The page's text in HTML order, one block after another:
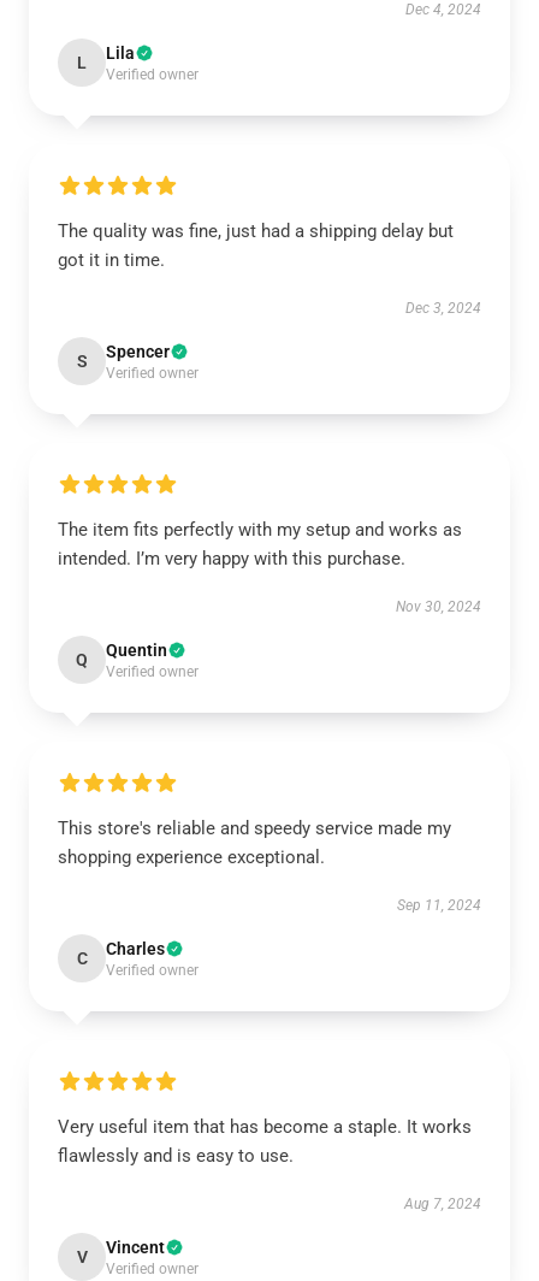
Dec 4, 2024
L Lila
Verified owner
The quality was fine, just had a shipping delay but
got it in time.
Dec 3, 2024
S Spencer
Verified owner
The item fits perfectly with my setup and works as
intended. I’m very happy with this purchase.
Nov 30, 2024
Q Quentin
Verified owner
This store's reliable and speedy service made my
shopping experience exceptional.
Sep 11, 2024
C Charles
Verified owner
Very useful item that has become a staple. It works
flawlessly and is easy to use.
Aug 7, 2024
V Vincent
Verified owner